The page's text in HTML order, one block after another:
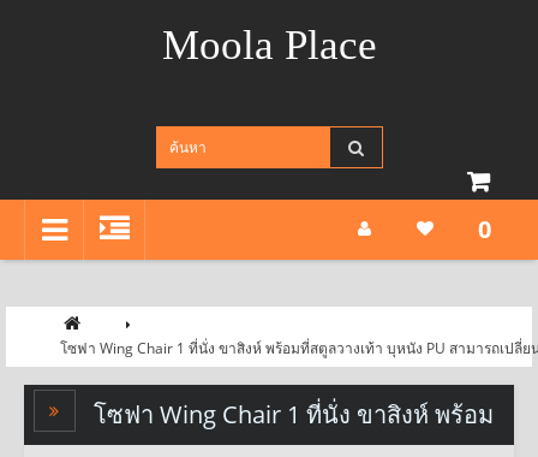
Moola Place
0
โซฟา Wing Chair 1 ที่นั่ง ขาสิงห์ พร้อมที่สตูลวางเท้า บุหนัง PU สามารถเปลี่
โซฟา Wing Chair 1 ที่นั่ง ขาสิงห์ พร้อม